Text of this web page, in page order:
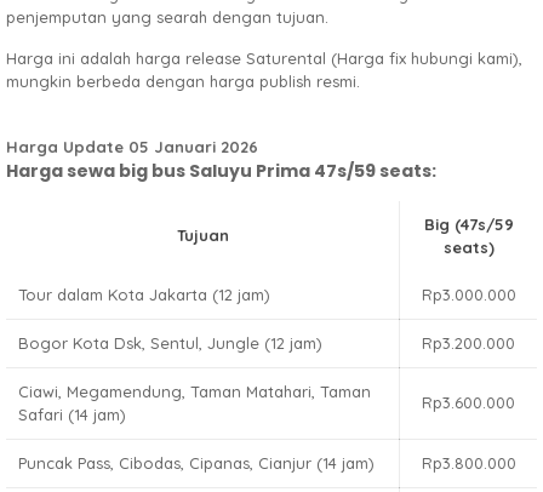
penjemputan yang searah dengan tujuan.
Harga ini adalah harga release Saturental (Harga fix hubungi kami),
mungkin berbeda dengan harga publish resmi.
Harga Update 05 Januari 2026
Harga sewa big bus Saluyu Prima 47s/59 seats:
Tujuan
Big (47s/59
seats)
Tour dalam Kota Jakarta (12 jam) Rp3.000.000
Bogor Kota Dsk, Sentul, Jungle (12 jam) Rp3.200.000
Ciawi, Megamendung, Taman Matahari, Taman
Safari (14 jam)
Rp3.600.000
Puncak Pass, Cibodas, Cipanas, Cianjur (14 jam) Rp3.800.000